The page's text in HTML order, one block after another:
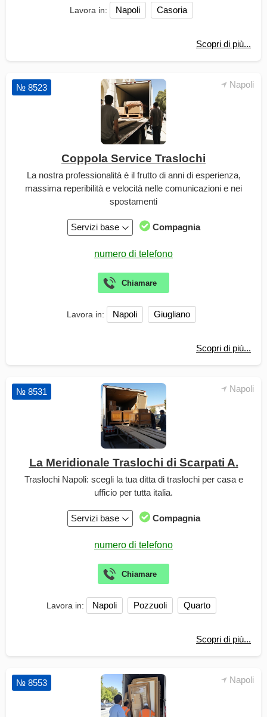
Lavora in: Napoli Casoria
Scopri di più...
Napoli
№ 8523
Coppola Service Traslochi
La nostra professionalità è il frutto di anni di esperienza,
massima reperibilità e velocità nelle comunicazioni e nei
spostamenti
Servizi base Compagnia
Lavora in: Napoli Giugliano
Scopri di più...
Napoli
№ 8531
La Meridionale Traslochi di Scarpati A.
Traslochi Napoli: scegli la tua ditta di traslochi per casa e
ufficio per tutta italia.
Servizi base Compagnia
Lavora in: Napoli Pozzuoli Quarto
Scopri di più...
Napoli
№ 8553